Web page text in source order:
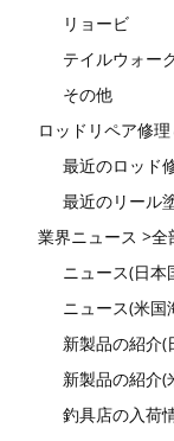
リョービ
テイルウォー
その他
ロッドリペア修
最近のロッド
最近のリール
業界ニュース >全
ニュース(日本
ニュース(米国
新製品の紹介(
新製品の紹介(
釣具店の入荷